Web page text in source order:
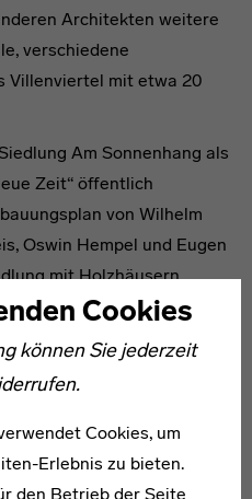
Cookies
können Sie jederzeit
Cookies, um
Erlebnis zu bieten.
den Betrieb der Seite
Architekten weitere
verschiedene
Villenviertel mit etwa 20
Am Sonnenhang als
Zeit“ öffentlich
von Wilhelm
Oswin Hempel und Eugen
mit Holzhäusern,
gefertigt wurde.
im Stil der
Hellerau mit
für Rhythmische
für